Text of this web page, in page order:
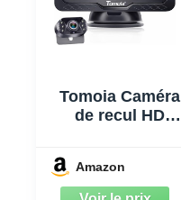
Tomoia Caméra
de recul HD
Tableau de Bord
Amazon